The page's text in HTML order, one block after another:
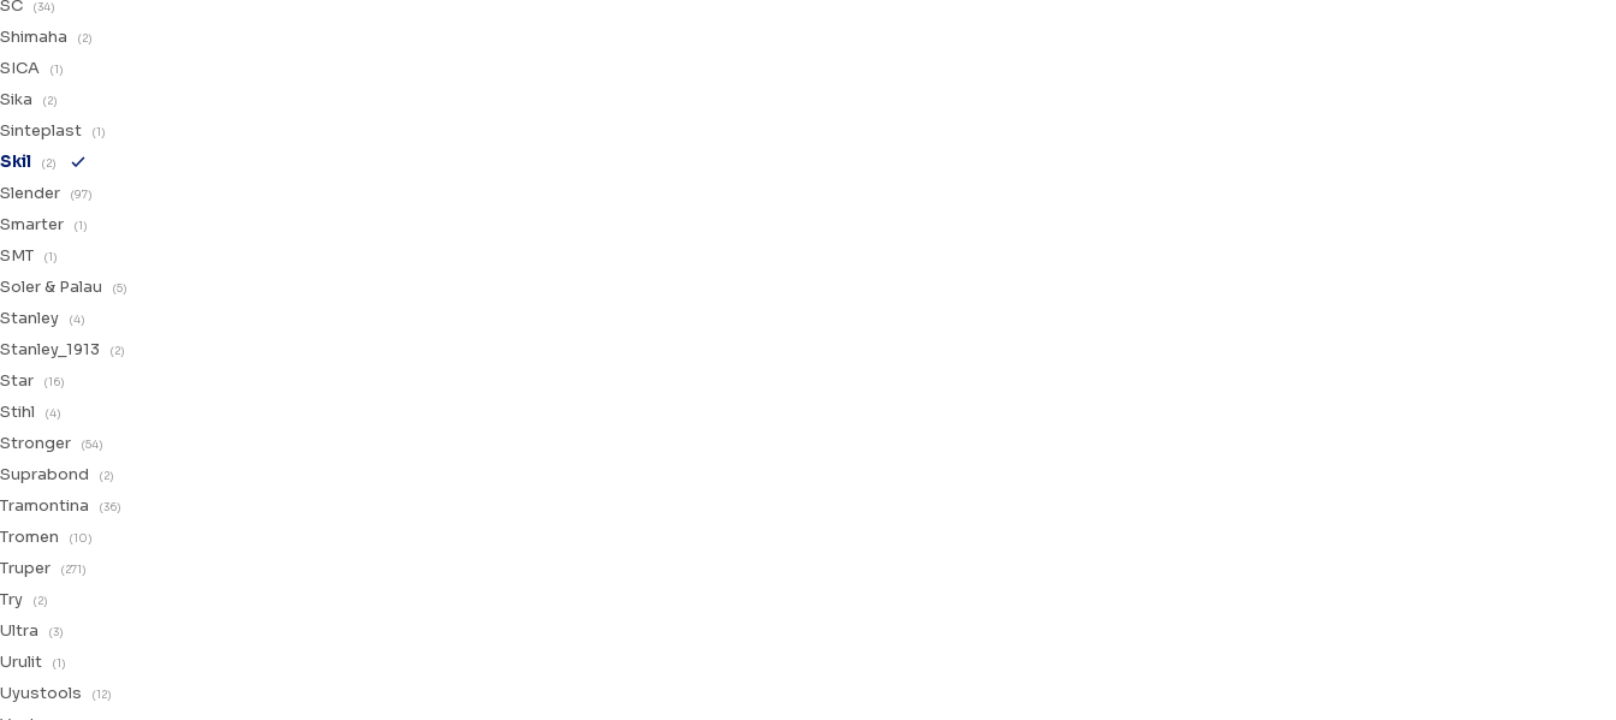
SC (34)
Shimaha (2)
SICA (1)
Sika (2)
Sinteplast (1)
Skil (2)
Slender (97)
Smarter (1)
SMT (1)
Soler & Palau (5)
Stanley (4)
Stanley_1913 (2)
Star (16)
Stihl (4)
Stronger (54)
Suprabond (2)
Tramontina (36)
Tromen (10)
Truper (271)
Try (2)
Ultra (3)
Urulit (1)
Uyustools (12)